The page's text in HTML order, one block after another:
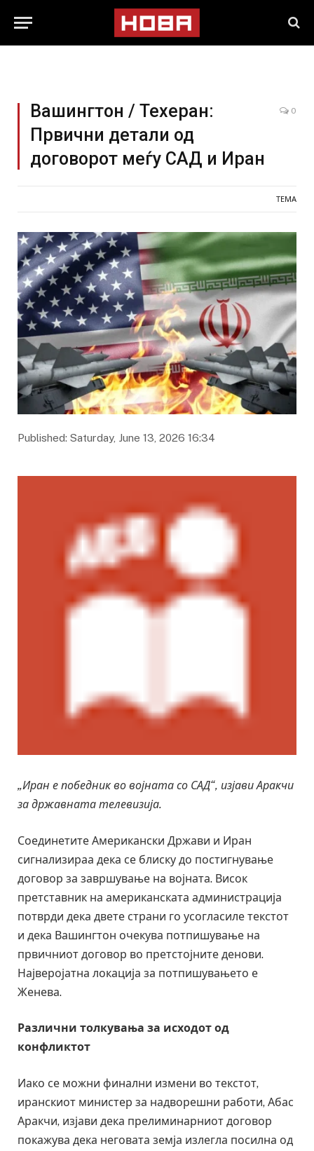
Вашингтон / Техеран:
Првични детали од
договорот меѓу САД и Иран
0
ТЕМА
Published: Saturday, June 13, 2026 16:34
„Иран е победник во војната со САД“, изјави Аракчи
за државната телевизија.
Соединетите Американски Држави и Иран
сигнализираа дека се блиску до постигнување
договор за завршување на војната. Висок
претставник на американската администрација
потврди дека двете страни го усогласиле текстот
и дека Вашингтон очекува потпишување на
првичниот договор во претстојните денови.
Најверојатна локација за потпишувањето е
Женева.
Различни толкувања за исходот од
конфликтот
Иако се можни финални измени во текстот,
иранскиот министер за надворешни работи, Абас
Аракчи, изјави дека прелиминарниот договор
покажува дека неговата земја излегла посилна од